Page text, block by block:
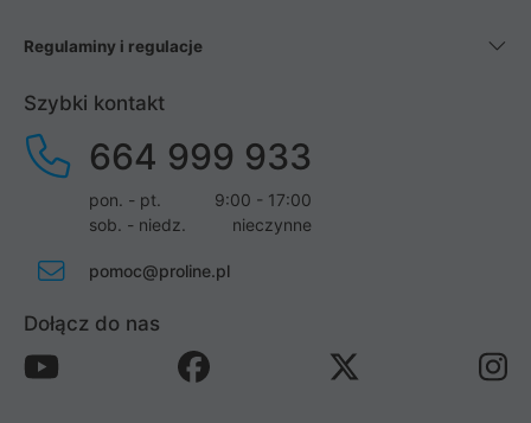
Regulaminy i regulacje
Szybki kontakt
664 999 933
pon. - pt.
9:00 - 17:00
sob. - niedz.
nieczynne
pomoc@proline.pl
Dołącz do nas